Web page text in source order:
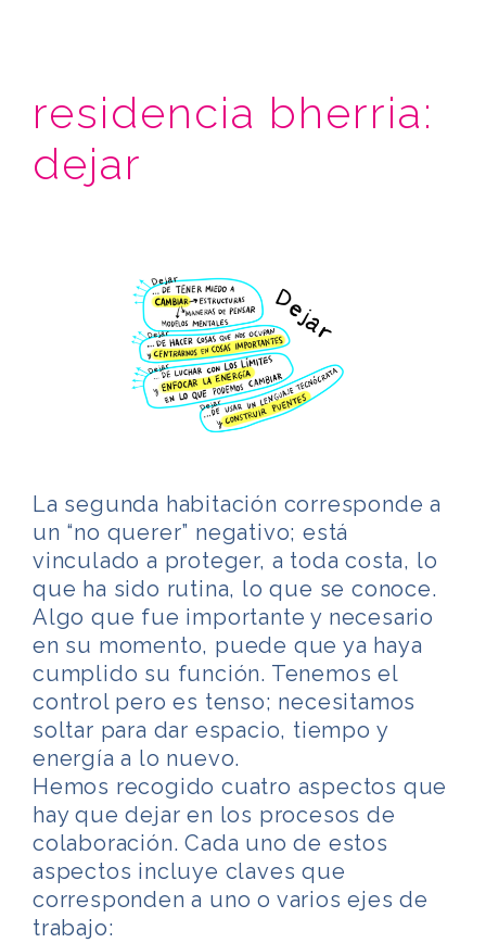
residencia bherria:
dejar
La segunda habitación corresponde a
un “no querer” negativo; está
vinculado a proteger, a toda costa, lo
que ha sido rutina, lo que se conoce.
Algo que fue importante y necesario
en su momento, puede que ya haya
cumplido su función. Tenemos el
control pero es tenso; necesitamos
soltar para dar espacio, tiempo y
energía a lo nuevo.
Hemos recogido cuatro aspectos que
hay que dejar en los procesos de
colaboración. Cada uno de estos
aspectos incluye claves que
corresponden a uno o varios ejes de
trabajo: